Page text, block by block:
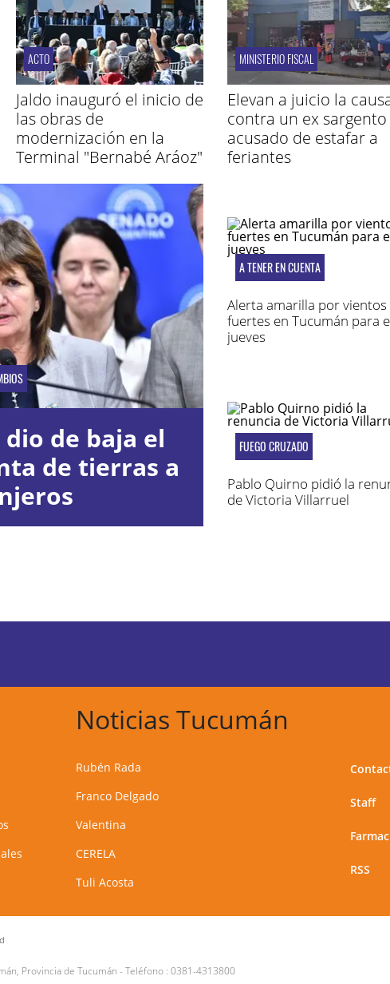
ACTO
Jaldo inauguró el inicio de
las obras de
modernización en la
Terminal "Bernabé Aráoz"
MINISTERIO FISCAL
Elevan a juicio la
contra un ex sargento
acusado de estafar a
feriantes
de baja el
de tierras a
A TENER EN CUENTA
Alerta amarilla por vientos
fuertes en Tucumán para
jueves
FUEGO CRUZADO
Pablo Quirno pidió la
de Victoria Villarruel
Noticias Tucumán
Rubén Rada
Franco Delgado
Valentina
CERELA
Tuli Acosta
Staff
RSS
Provincia de Tucumán - Teléfono : 0381-4313800